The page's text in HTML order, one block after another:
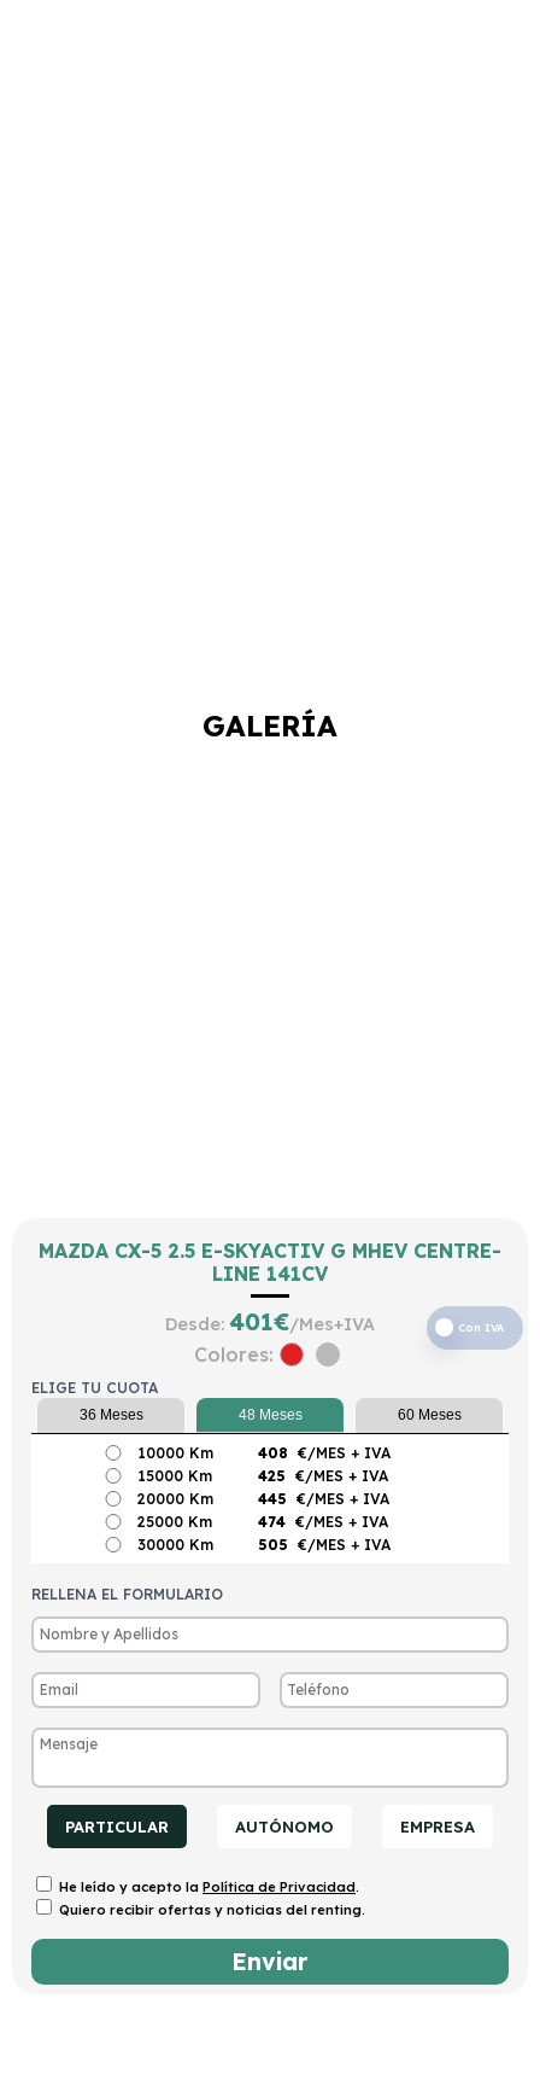
GALERÍA
MAZDA CX-5 2.5 E-SKYACTIV G MHEV CENTRE-
LINE 141CV
Desde: 401€/Mes+IVA Con IVA
Colores:
ELIGE TU CUOTA
36 Meses 48 Meses 60 Meses
10000 Km 408 €/MES + IVA
15000 Km
425 €/MES + IVA
20000 Km
445 €/MES + IVA
25000 Km
474 €/MES + IVA
30000 Km
505 €/MES + IVA
RELLENA EL FORMULARIO
PARTICULAR AUTÓNOMO EMPRESA
He leído y acepto la Política de Privacidad.
Quiero recibir ofertas y noticias del renting.